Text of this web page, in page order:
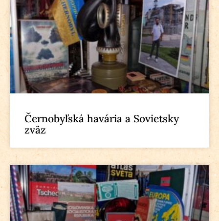
Černobyľská havária a Sovietsky
zväz